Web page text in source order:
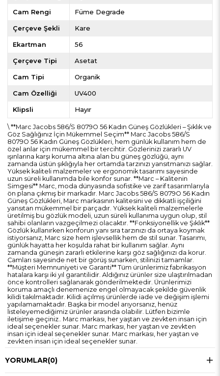
Cam Rengi Füme Degrade
Çerçeve Şekli Kare
Ekartman 56
Çerçeve Tipi Asetat
Cam Tipi Organik
Cam Özelliği UV400
Klipsli Hayır
\ **Marc Jacobs 586/S 8079O 56 Kadın Güneş Gözlükleri – Şıklık ve
Göz Sağlığınız İçin Mükemmel Seçim** Marc Jacobs 586/S
8079O 56 Kadın Güneş Gözlükleri, hem günlük kullanım hem de
özel anlar için mükemmel bir tercihtir. Gözlerinizi zararlı UV
ışınlarına karşı koruma altına alan bu güneş gözlüğü, aynı
zamanda üstün şıklığıyla her ortamda tarzınızı yansıtmanızı sağlar.
Yüksek kaliteli malzemeler ve ergonomik tasarımı sayesinde
uzun süreli kullanımda bile konfor sunar. **Marc – Kalitenin
Simgesi** Marc, moda dünyasında sofistike ve zarif tasarımlarıyla
ön plana çıkmış bir markadır. Marc Jacobs 586/S 8079O 56 Kadın
Güneş Gözlükleri, Marc markasının kalitesini ve dikkatli işçiliğini
yansıtan mükemmel bir parçadır. Yüksek kaliteli malzemelerle
üretilmiş bu gözlük modeli, uzun süreli kullanıma uygun olup, stil
sahibi olanların vazgeçilmezi olacaktır. **Fonksiyonellik ve Şıklık**
Gözlük kullanırken konforun yanı sıra tarzınızı da ortaya koymak
istiyorsanız, Marc size hem işlevsellik hem de stil sunar. Tasarımı,
günlük hayatta her koşulda rahat bir kullanım sağlar. Aynı
zamanda güneşin zararlı etkilerine karşı göz sağlığınızı da korur.
Camları sayesinde net bir görüş sunarken, stilinizi tamamlar.
**Müşteri Memnuniyeti ve Garanti** Tüm ürünlerimiz fabrikasyon
hatalara karşı iki yıl garantilidir. Aldığınız ürünler size ulaştırılmadan
önce kontrolleri sağlanarak gönderilmektedir. Ürünlerimizi
koruma amaçlı denemenize engel olmayacak şekilde güvenlik
kilidi takılmaktadır. Kilidi açılmış ürünlerde iade ve değişim işlemi
yapılamamaktadır. Başka bir model arıyorsanız, henüz
listeleyemediğimiz ürünler arasında olabilir. Lütfen bizimle
iletişime geçiniz.. Marc markası, her yaştan ve zevkten insan için
ideal seçenekler sunar. Marc markası, her yaştan ve zevkten
insan için ideal seçenekler sunar. Marc markası, her yaştan ve
zevkten insan için ideal seçenekler sunar.
YORUMLAR(0)